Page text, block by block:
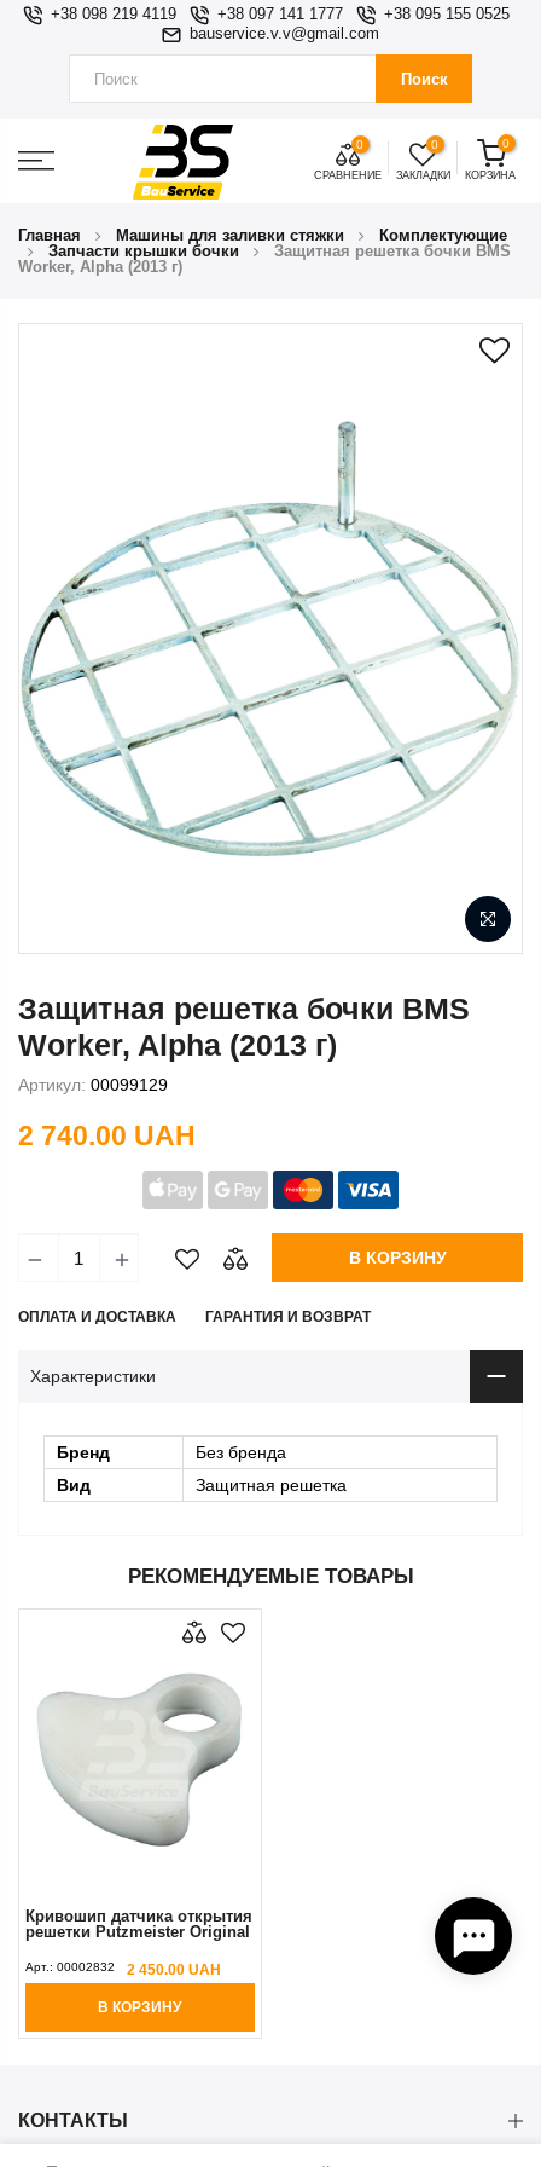
+38 098 219 4119 +38 097 141 1777
+38 095 155 0525
bauservice.v.v@gmail.com
Поиск
0
СРАВНЕНИЕ
0
ЗАКЛАДКИ
0
КОРЗИНА
Главная Машины для заливки стяжки
Комплектующие
Запчасти крышки бочки
Защитная решетка бочки BMS
Worker, Alpha (2013 г)
Защитная решетка бочки BMS
Worker, Alpha (2013 г)
Артикул: 00099129
2 740.00 UAH
В КОРЗИНУ
ОПЛАТА И ДОСТАВКА ГАРАНТИЯ И ВОЗВРАТ
Характеристики
Бренд
Без бренда
Вид
Защитная решетка
РЕКОМЕНДУЕМЫЕ ТОВАРЫ
Кривошип датчика открытия
решетки Putzmeister Original
Арт.: 00002832 2 450.00 UAH
В КОРЗИНУ
КОНТАКТЫ